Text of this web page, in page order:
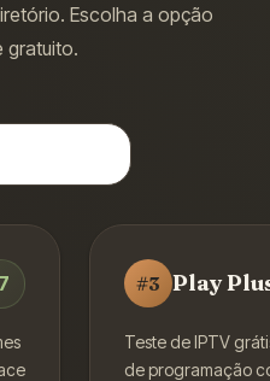
Escolha a opção
gratuito.
#3 Play
Teste de IPTV
de programação